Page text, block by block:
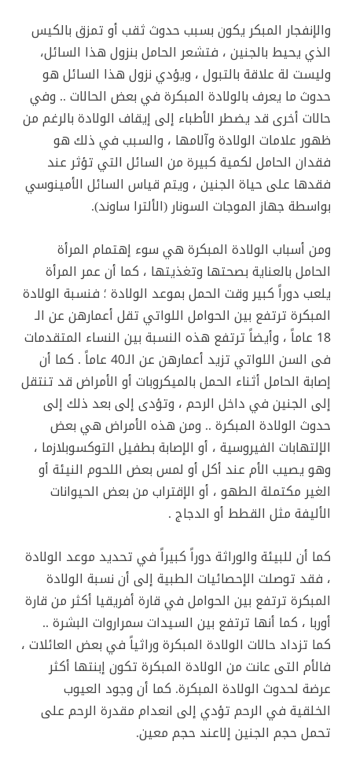
والإنفجار المبكر يكون بسبب حدوث ثقب أو تمزق بالكيس
الذي يحيط بالجنين ، فتشعر الحامل بنزول هذا السائل،
وليست لة علاقة بالتبول ، ويؤدي نزول هذا السائل هو
حدوث ما يعرف بالولادة المبكرة في بعض الحالات .. وفي
حالات أخرى قد يضطر الأطباء إلى إيقاف الولادة بالرغم من
ظهور علامات الولادة وآلامها ، والسبب في ذلك هو
فقدان الحامل لكمية كبيرة من السائل التي تؤثر عند
فقدها على حياة الجنين ، ويتم قياس السائل الأمينوسي
بواسطة جهاز الموجات السونار (الألترا ساوند).
ومن أسباب الولادة المبكرة هي سوء إهتمام المرأة
الحامل بالعناية بصحتها وتغذيتها ، كما أن عمر المرأة
يلعب دوراً كبير وقت الحمل بموعد الولادة ؛ فنسبة الولادة
المبكرة ترتفع بين الحوامل اللواتي تقل أعمارهن عن الـ
18 عاماً ، وأيضاً ترتفع هذه النسبة بين النساء المتقدمات
فى السن اللواتي تزيد أعمارهن عن الـ40 عاماً . كما أن
إصابة الحامل أثناء الحمل بالميكروبات أو الأمراض قد تنتقل
إلى الجنين في داخل الرحم ، وتؤدى إلى بعد ذلك إلى
حدوث الولادة المبكرة .. ومن هذه الأمراض هي بعض
الإلتهابات الفيروسية ، أو الإصابة بطفيل التوكسوبلازما ،
وهو يصيب الأم عند أكل أو لمس بعض اللحوم النيئة أو
الغير مكتملة الطهو ، أو الإقتراب من بعض الحيوانات
الأليفة مثل القطط أو الدجاج .
كما أن للبيئة والوراثة دوراً كبيراً في تحديد موعد الولادة
، فقد توصلت الإحصائيات الطبية إلى أن نسبة الولادة
المبكرة ترتفع بين الحوامل في قارة أفريقيا أكثر من قارة
أوربا ، كما أنها ترتفع بين السيدات سمراروات البشرة ..
كما تزداد حالات الولادة المبكرة وراثياً في بعض العائلات ،
فالأم التى عانت من الولادة المبكرة تكون إبنتها أكثر
عرضة لحدوث الولادة المبكرة. كما أن وجود العيوب
الخلقية في الرحم تؤدي إلى انعدام مقدرة الرحم على
تحمل حجم الجنين إلاعند حجم معين.